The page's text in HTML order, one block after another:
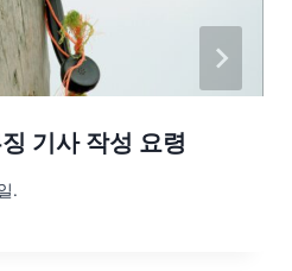
기사 작성 요령
.